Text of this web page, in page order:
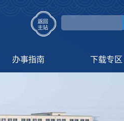
办事指南 下载专区